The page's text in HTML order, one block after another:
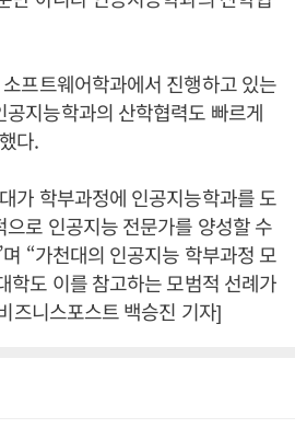
프트웨어학과에서 진행하고 있는
지능학과의 산학협력도 빠르게
다.
가 학부과정에 인공지능학과를 도
로 인공지능 전문가를 양성할 수
“가천대의 인공지능 학부과정 모
학도 이를 참고하는 모범적 선례가
즈니스포스트 백승진 기자]